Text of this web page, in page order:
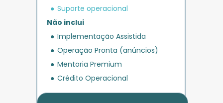
Suporte operacional
Não inclui
Implementação Assistida
Operação Pronta (anúncios)
Mentoria Premium
Crédito Operacional